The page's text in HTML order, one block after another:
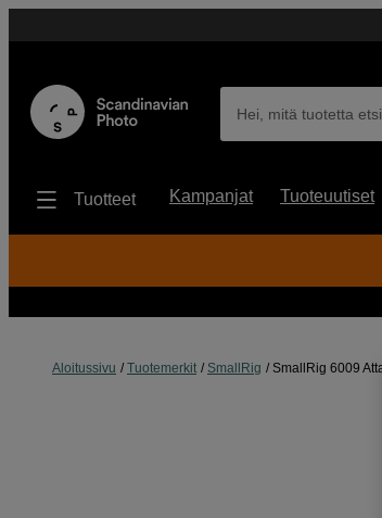
Hei, mitä tuotetta
Tuotteet Kampanjat Tuoteuutiset
Aloitussivu Tuotemerkit SmallRig SmallRig 6009